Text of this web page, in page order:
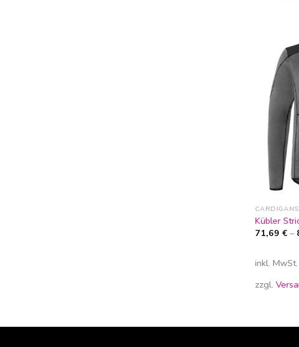
CARDIGANS
Kübler
71,69 €–
inkl. MwSt.
zzgl.